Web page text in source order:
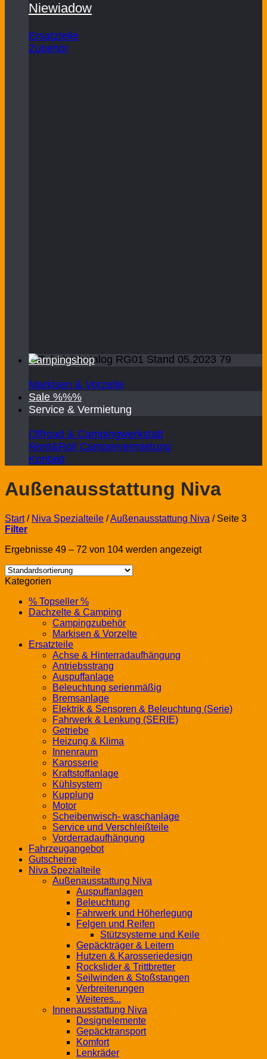
Niewiadow
Ersatzteile
Zubehör
Campingshop
Markisen & Vorzelte
Sale %%%
Service & Vermietung
Offroad & Campingwerkstatt
Rent&Roll Campervermietung
Kontakt
Außenausstattung Niva
Start / Niva Spezialteile /Außenausstattung Niva /Seite 3
Filter
Ergebnisse 49 – 72 von 104 werden angezeigt
Kategorien
% Topseller %
Dachzelte & Camping
Campingzubehör
Markisen & Vorzelte
Ersatzteile
Achse & Hinterradaufhängung
Antriebsstrang
Auspuffanlage
Beleuchtung serienmäßig
Bremsanlage
Elektrik & Sensoren & Beleuchtung (Serie)
Fahrwerk & Lenkung (SERIE)
Getriebe
Heizung & Klima
Innenraum
Karosserie
Kraftstoffanlage
Kühlsystem
Kupplung
Motor
Scheibenwisch- waschanlage
Service und Verschleißteile
Vorderradaufhängung
Fahrzeugangebot
Gutscheine
Niva Spezialteile
Außenausstattung Niva
Auspuffanlagen
Beleuchtung
Fahrwerk und Höherlegung
Felgen und Reifen
Stützsysteme und Keile
Gepäckträger & Leitern
Hutzen & Karosseriedesign
Rockslider & Trittbretter
Seilwinden & Stoßstangen
Verbreiterungen
Weiteres...
Innenausstattung Niva
Designelemente
Gepäcktransport
Komfort
Lenkräder